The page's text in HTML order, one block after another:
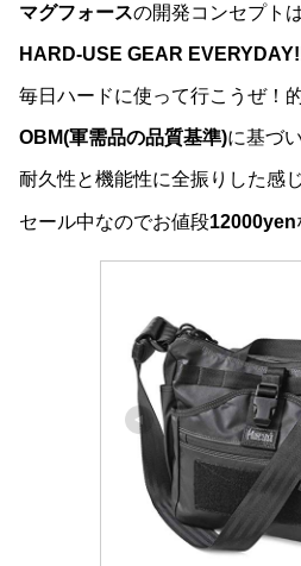
マグフォースの開発コンセプト
HARD-USE GEAR
毎日ハードに使って行こうぜ！
OBM(軍需品の品質基準)に基づ
耐久性と機能性に全振りした感
セール中なのでお値段12000yen